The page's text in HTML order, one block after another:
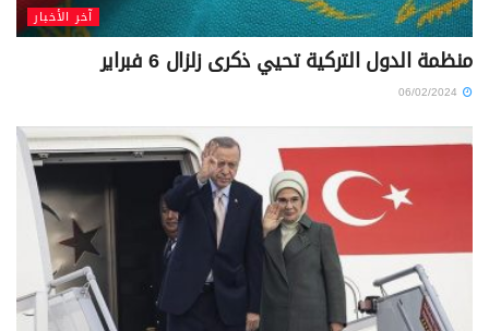
آخر الأخبار
منظمة الدول التركية تحيي ذكرى زلزال 6 فبراير